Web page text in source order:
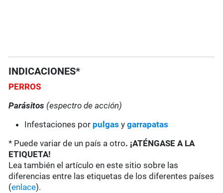
INDICACIONES*
PERROS
Parásitos (espectro de acción)
Infestaciones por pulgas ygarrapatas
* Puede variar de un país a otro. ¡ATÉNGASE A LA
ETIQUETA!
Lea también el artículo en este sitio sobre las
diferencias entre las etiquetas de los diferentes países
(enlace).